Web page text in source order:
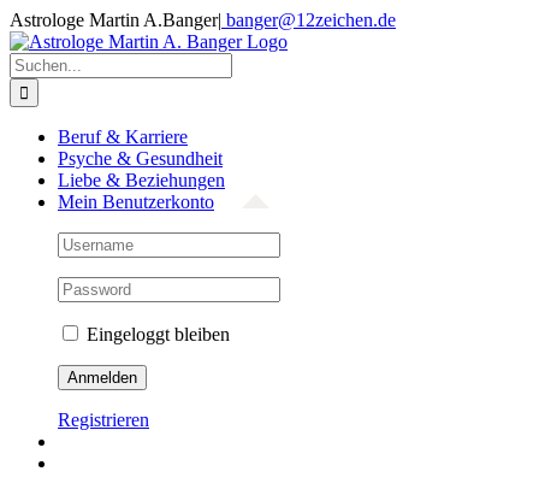
Zum
Inhalt
springen
Astrologe Martin A.Banger| banger@12zeichen.de
Facebook
Suche
nach:
Beruf & Karriere
Psyche & Gesundheit
Liebe & Beziehungen
Mein Benutzerkonto
Eingeloggt bleiben
Registrieren